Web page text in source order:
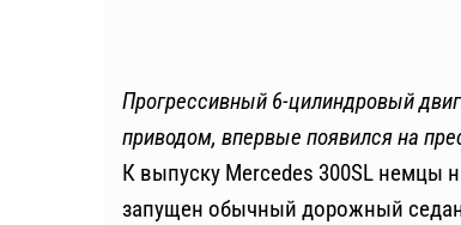
Прогрессивный 6-цилиндровый
приводом, впервые появился на
К выпуску Mercedes 300SL немцы
запущен обычный дорожный